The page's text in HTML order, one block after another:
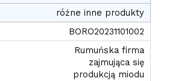
różne inne produkty
BORO20231101002
Rumuńska firma
zajmująca się
produkcją miodu